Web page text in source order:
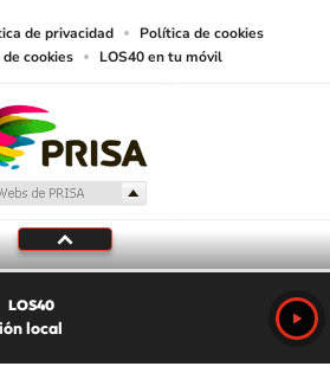
de privacidad
Política de cookies
cookies
LOS40 en tu móvil
LOS40
local